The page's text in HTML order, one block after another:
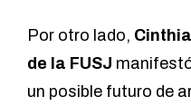
Por otro lado,
de la FUSJ
un posible futuro de